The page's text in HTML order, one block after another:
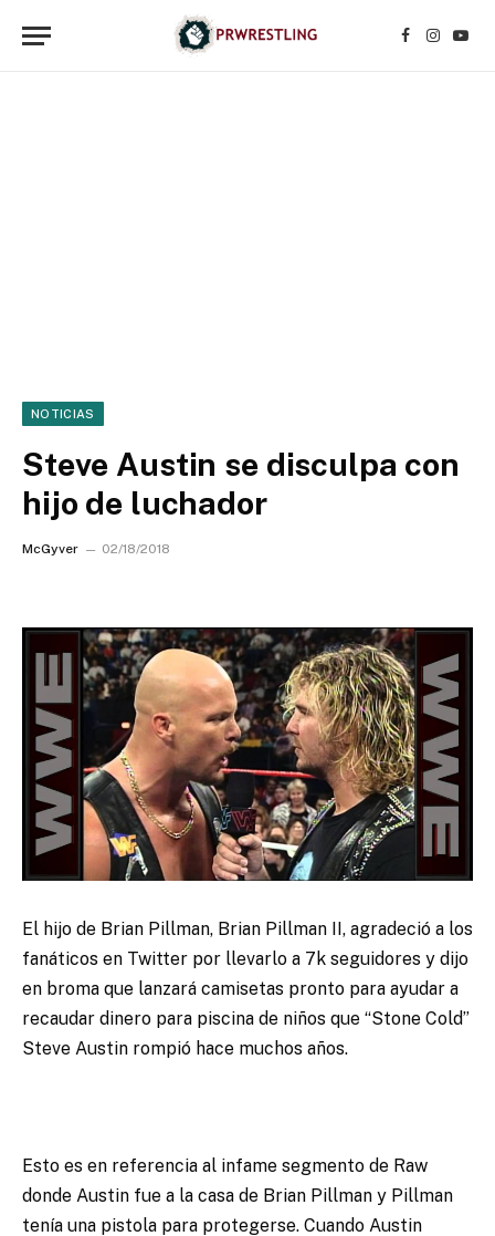
Facebook
NOTICIAS
Steve Austin se disculpa con
hijo de luchador
McGyver 02/18/2018
El hijo de Brian Pillman, Brian Pillman II, agradeció a los
fanáticos en Twitter por llevarlo a 7k seguidores y dijo
en broma que lanzará camisetas pronto para ayudar a
recaudar dinero para piscina de niños que “Stone Cold”
Steve Austin rompió hace muchos años.
Esto es en referencia al infame segmento de Raw
donde Austin fue a la casa de Brian Pillman y Pillman
tenía una pistola para protegerse. Cuando Austin